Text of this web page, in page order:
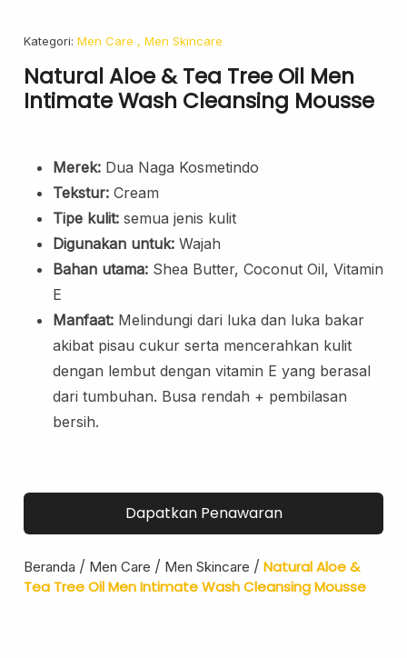
Cleanser
Face Mask
Face Off Mask
Sleeping Mask
Sunscreen
Sunscreen Cream
Lip Scrub
Lip Oil
Eye Care
Eye Cream
Body Wash
Body Butter
Body Scrub
Body Oil
Kategori: Men Care , Men Skincare
Natural Aloe & Tea Tree Oil Men
Intimate Wash Cleansing Mousse
Merek: Dua Naga Kosmetindo
Tekstur: Cream
Tipe kulit: semua jenis kulit
Digunakan untuk: Wajah
Bahan utama: Shea Butter, Coconut Oil, Vitamin
E
Manfaat: Melindungi dari luka dan luka bakar
akibat pisau cukur serta mencerahkan kulit
dengan lembut dengan vitamin E yang berasal
dari tumbuhan. Busa rendah + pembilasan
bersih.
Dapatkan Penawaran
Beranda / Men Care / Men Skincare / Natural Aloe &
Tea Tree Oil Men Intimate Wash Cleansing Mousse